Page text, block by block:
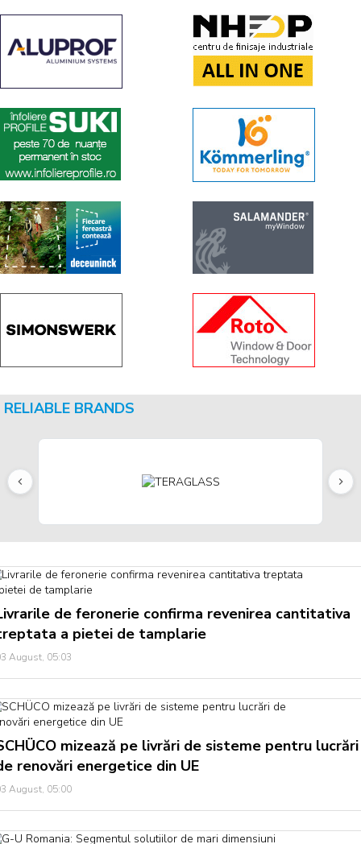
RELIABLE BRANDS
de feronerie confirma revenirea cantitativa
a pietei de tamplarie
August, 05:03
mizează pe livrări de sisteme pentru lucrări
renovări energetice din UE
August, 05:00